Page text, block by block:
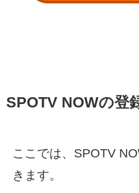
SPOTV NOWの登
ここでは、SPOTV
きます。